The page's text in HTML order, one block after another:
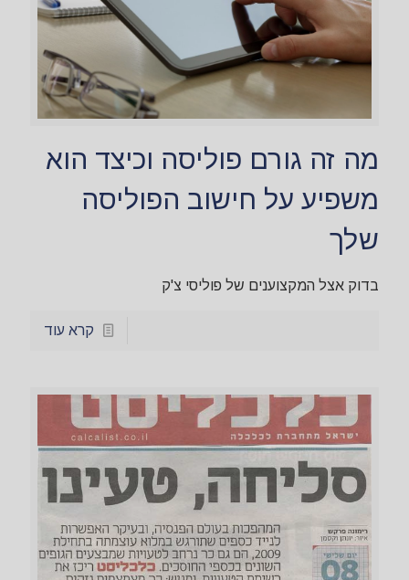
מה זה גורם פוליסה וכיצד הוא
משפיע על חישוב הפוליסה
שלך
בדוק אצל המקצוענים של פוליסי צ'ק
קרא עוד